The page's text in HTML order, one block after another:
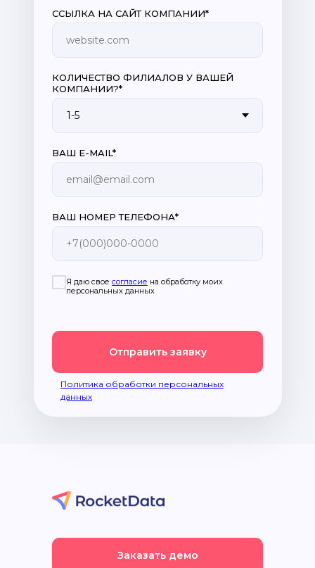
СCЫЛКА НА САЙТ КОМПАНИИ*
website.com
КОЛИЧЕСТВО ФИЛИАЛОВ У ВАШЕЙ
КОМПАНИИ?*
ВАШ E-MAIL*
email@email.com
ВАШ НОМЕР ТЕЛЕФОНА*
+7(000)000-0000
Я даю свое согласие на обработку моих
персональных данных
Отправить заявку
Политика обработки персональных
данных
Заказать демо